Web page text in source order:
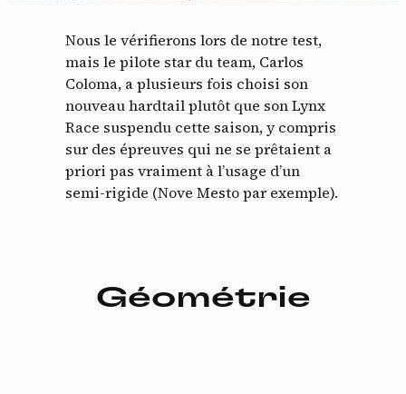
Nous le vérifierons lors de notre test,
mais le pilote star du team, Carlos
Coloma, a plusieurs fois choisi son
nouveau hardtail plutôt que son Lynx
Race suspendu cette saison, y compris
sur des épreuves qui ne se prêtaient a
priori pas vraiment à l’usage d’un
semi-rigide (Nove Mesto par exemple).
Géométrie